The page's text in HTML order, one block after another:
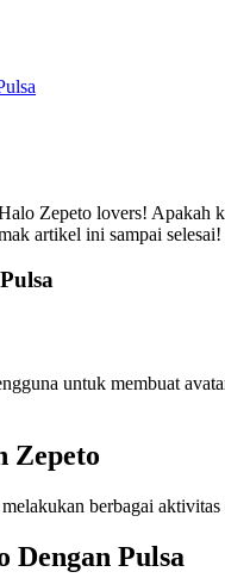
Zepeto lovers! Apakah
artikel ini sampai
untuk membuat
Zepeto
berbagai
Dengan Pulsa